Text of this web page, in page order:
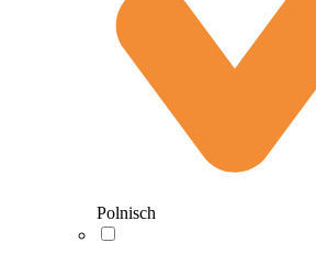
Polnisch